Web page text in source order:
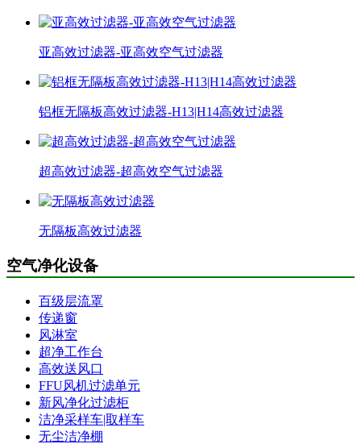
亚高效过滤器-亚高效空气过滤器
铝框无隔板高效过滤器-H13|H14高效过滤器
超高效过滤器-超高效空气过滤器
无隔板高效过滤器
空气净化设备
百级层流罩
传递窗
风淋室
超净工作台
高效送风口
FFU风机过滤单元
新风净化过滤柜
洁净采样车|取样车
无尘洁净棚